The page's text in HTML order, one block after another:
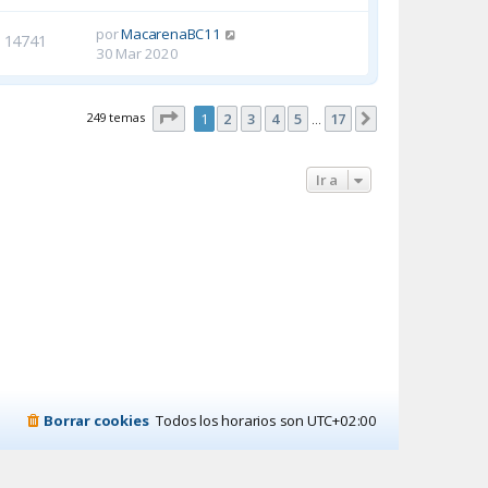
14741 porMacarenaBC11
30 Mar 2020
249 temas Página1 de 17
1 2 3 4 5 17
Ir a
Todos los horarios son UTC+02:00
Borrar cookies